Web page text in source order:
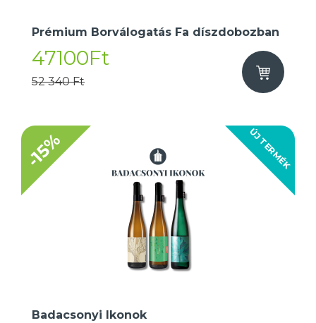
Prémium Borválogatás Fa díszdobozban
47100Ft
52 340 Ft
ÚJ TERMÉK
-15%
Badacsonyi Ikonok